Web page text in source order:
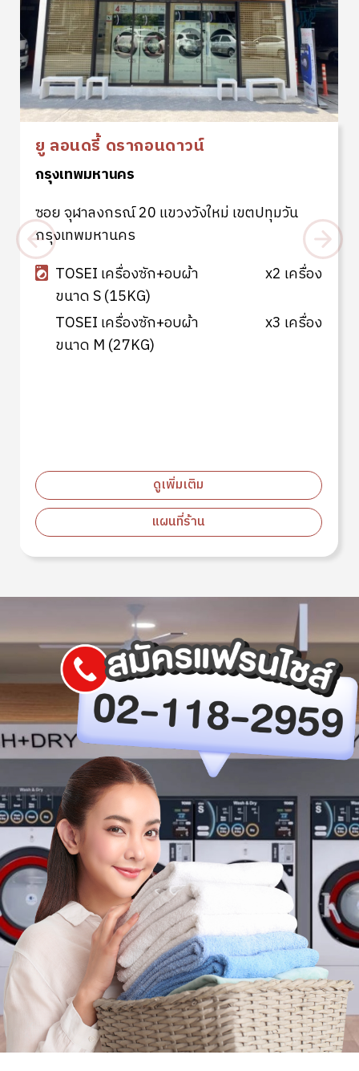
ยู ลอนดรี้ ดรากอนดาวน์
กรุงเทพมหานคร
ซอย จุฬาลงกรณ์ 20 แขวงวังใหม่ เขตปทุมวัน
กรุงเทพมหานคร
TOSEI เครื่องซัก+อบผ้า
ขนาด S (15KG)
x2 เครื่อง
TOSEI เครื่องซัก+อบผ้า
ขนาด M (27KG)
x3 เครื่อง
ดูเพิ่มเติม
แผนที่ร้าน
Image